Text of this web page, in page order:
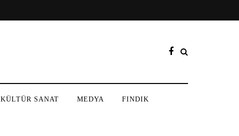
KÜLTÜR SANAT MEDYA FINDIK